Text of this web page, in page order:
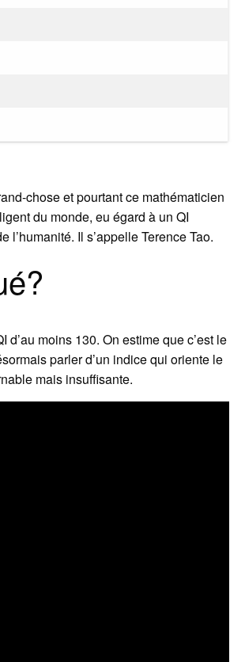
chose et pourtant ce mathématicien
du monde, eu égard à un QI
Il s’appelle Terence Tao.
moins 130. On estime que c’est le
parler d’un indice qui oriente le
mais insuffisante.